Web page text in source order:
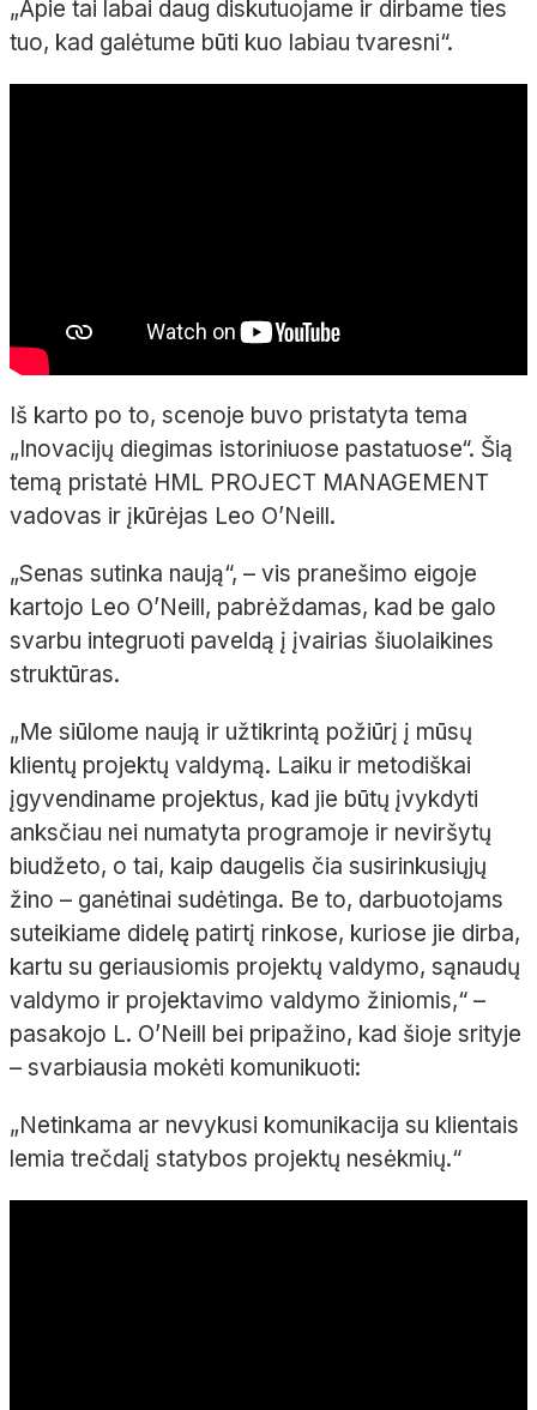
„Apie tai labai daug diskutuojame ir dirbame ties
tuo, kad galėtume būti kuo labiau tvaresni“.
Iš karto po to, scenoje buvo pristatyta tema
„Inovacijų diegimas istoriniuose pastatuose“. Šią
temą pristatė HML PROJECT MANAGEMENT
vadovas ir įkūrėjas Leo O’Neill.
„Senas sutinka naują“, – vis pranešimo eigoje
kartojo Leo O’Neill, pabrėždamas, kad be galo
svarbu integruoti paveldą į įvairias šiuolaikines
struktūras.
„Me siūlome naują ir užtikrintą požiūrį į mūsų
klientų projektų valdymą. Laiku ir metodiškai
įgyvendiname projektus, kad jie būtų įvykdyti
anksčiau nei numatyta programoje ir neviršytų
biudžeto, o tai, kaip daugelis čia susirinkusiųjų
žino – ganėtinai sudėtinga. Be to, darbuotojams
suteikiame didelę patirtį rinkose, kuriose jie dirba,
kartu su geriausiomis projektų valdymo, sąnaudų
valdymo ir projektavimo valdymo žiniomis,“ –
pasakojo L. O’Neill bei pripažino, kad šioje srityje
– svarbiausia mokėti komunikuoti:
„Netinkama ar nevykusi komunikacija su klientais
lemia trečdalį statybos projektų nesėkmių.“